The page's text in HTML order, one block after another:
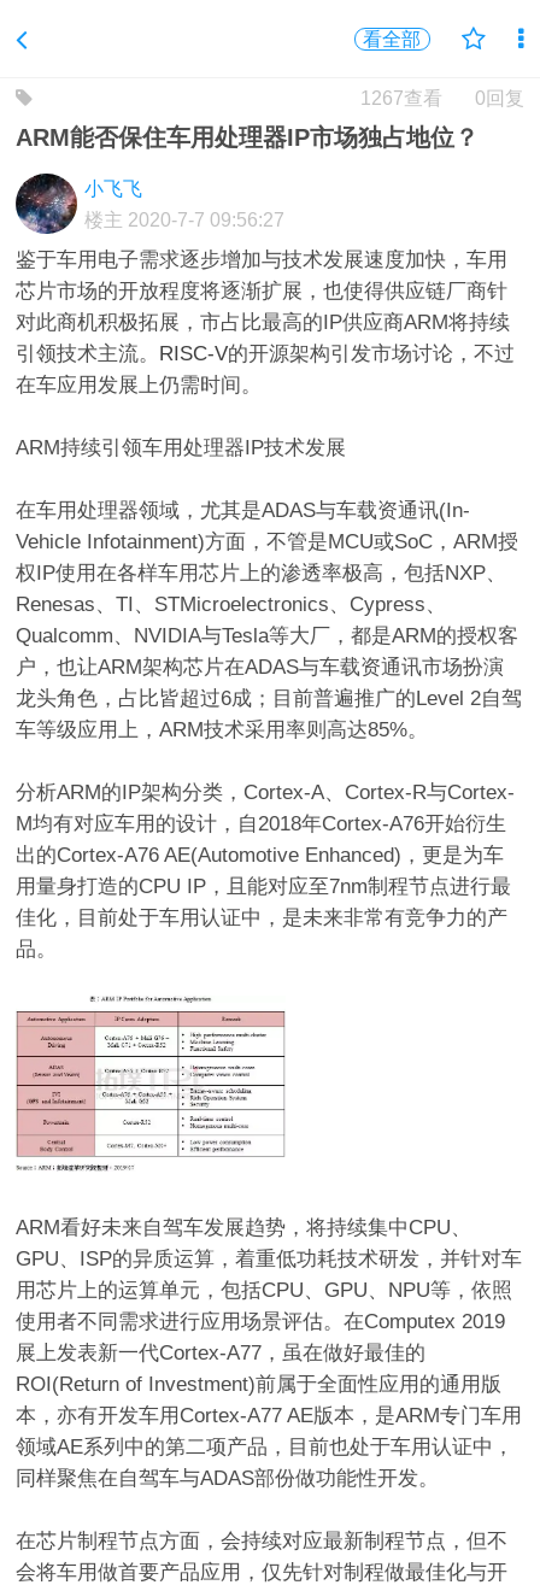
看全部
0回复
1267查看
ARM能否保住车用处理器IP市场独占地位？
小飞飞
楼主 2020-7-7 09:56:27
鉴于车用电子需求逐步增加与技术发展速度加快，车用
芯片市场的开放程度将逐渐扩展，也使得供应链厂商针
对此商机积极拓展，市占比最高的IP供应商ARM将持续
引领技术主流。 RISC-V的开源架构引发市场讨论，不过
在车应用发展上仍需时间。
ARM持续引领车用处理器IP技术发展
在车用处理器领域，尤其是ADAS与车载资通讯(In-
Vehicle Infotainment)方面，不管是MCU或SoC，ARM授
权IP使用在各样车用芯片上的渗透率极高，包括NXP、
Renesas、TI、STMicroelectronics、Cypress、
Qualcomm、NVIDIA与Tesla等大厂，都是ARM的授权客
户，也让ARM架构芯片在ADAS与车载资通讯市场扮演
龙头角色，占比皆超过6成；目前普遍推广的Level 2自驾
车等级应用上，ARM技术采用率则高达85%。
分析ARM的IP架构分类，Cortex-A、Cortex-R与Cortex-
M均有对应车用的设计，自2018年Cortex-A76开始衍生
出的Cortex-A76 AE(Automotive Enhanced)，更是为车
用量身打造的CPU IP，且能对应至7nm制程节点进行最
佳化，目前处于车用认证中，是未来非常有竞争力的产
品。
ARM看好未来自驾车发展趋势，将持续集中CPU、
GPU、ISP的异质运算，着重低功耗技术研发，并针对车
用芯片上的运算单元，包括CPU、GPU、NPU等，依照
使用者不同需求进行应用场景评估。在Computex 2019
展上发表新一代Cortex-A77，虽在做好最佳的
ROI(Return of Investment)前属于全面性应用的通用版
本，亦有开发车用Cortex-A77 AE版本，是ARM专门车用
领域AE系列中的第二项产品，目前也处于车用认证中，
同样聚焦在自驾车与ADAS部份做功能性开发。
在芯片制程节点方面，会持续对应最新制程节点，但不
会将车用做首要产品应用，仅先针对制程做最佳化与开